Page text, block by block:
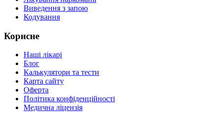
Виведення з запою
Кодування
Корисне
Наші лікарі
Блог
Калькулятори та тести
Карта сайту
Оферта
Політика конфіденційності
Медична ліцензія